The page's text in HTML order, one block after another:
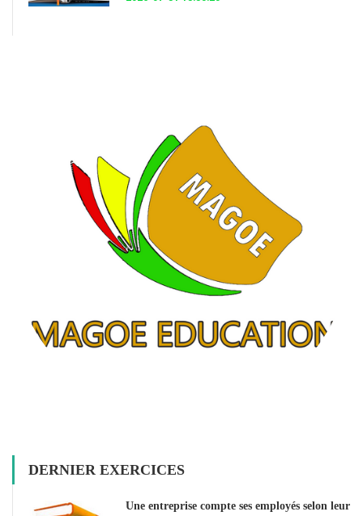
DERNIER EXERCICES
Une entreprise compte ses employés selon leur